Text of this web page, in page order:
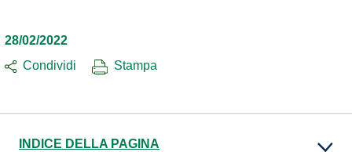
28/02/2022
Condividi
Stampa
INDICE DELLA PAGINA